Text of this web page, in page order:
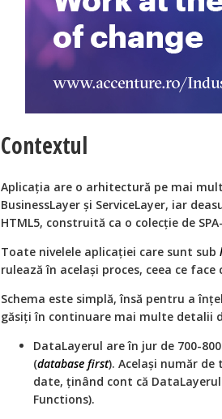
Contextul
Aplicaţia are o arhitectură pe mai
BusinessLayer şi ServiceLayer, iar
HTML5, construită ca o colecţie de
Toate nivelele aplicaţiei care sunt sub
rulează în acelaşi proces, ceea ce
Schema este simplă, însă pentru a
găsiţi în continuare mai multe detalii
DataLayerul are în jur de 700-
(database first). Acelaşi număr de
date, ţinând cont că
Functions).